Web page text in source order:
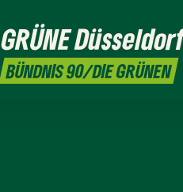
GRÜNE
BÜNDNIS 90/DIE GRÜNEN